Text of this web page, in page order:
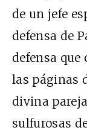
de un jefe
defensa de
defensa
las páginas
divina
sulfurosas